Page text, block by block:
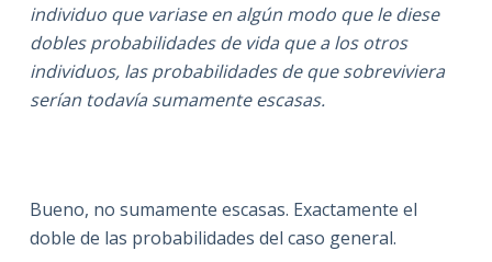
individuo que variase en algún modo que le diese
dobles probabilidades de vida que a los otros
individuos, las probabilidades de que sobreviviera
serían todavía sumamente escasas.
Bueno, no sumamente escasas. Exactamente el
doble de las probabilidades del caso general.